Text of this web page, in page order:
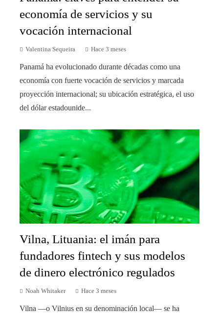
economía de servicios y su
vocación internacional
Valentina Sequeira Hace 3 meses
Panamá ha evolucionado durante décadas como una
economía con fuerte vocación de servicios y marcada
proyección internacional; su ubicación estratégica, el uso
del dólar estadounide...
Vilna, Lituania: el imán para
fundadores fintech y sus modelos
de dinero electrónico regulados
Noah Whitaker Hace 3 meses
Vilna —o Vilnius en su denominación local— se ha